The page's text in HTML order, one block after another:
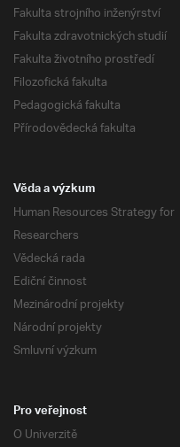
Fakulta strojního inženýrství
Fakulta zdravotnických studií
Fakulta životního prostředí
Filozofická fakulta
Pedagogická fakulta
Přírodovědecká fakulta
Věda a výzkum
Human Resources Strategy for
Researchers
Vědecká rada
Ediční činnost
Mezinárodní projekty
Národní projekty
Smluvní výzkum
Pro veřejnost
O Univerzitě